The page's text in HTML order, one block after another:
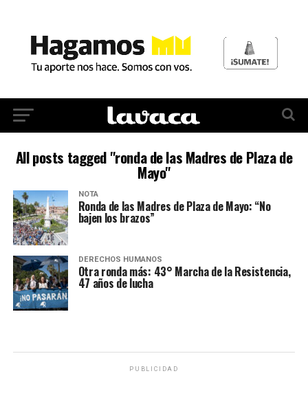
All posts tagged "ronda de las Madres de Plaza de
Mayo"
NOTA
Ronda de las Madres de Plaza de Mayo: “No
bajen los brazos”
DERECHOS HUMANOS
Otra ronda más: 43° Marcha de la Resistencia,
47 años de lucha
PUBLICIDAD